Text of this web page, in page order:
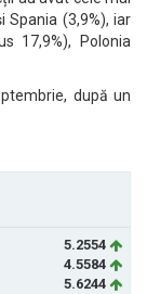
Spania (3,9%), iar
17,9%), Polonia
după un
5.2554
4.5584
5.6244